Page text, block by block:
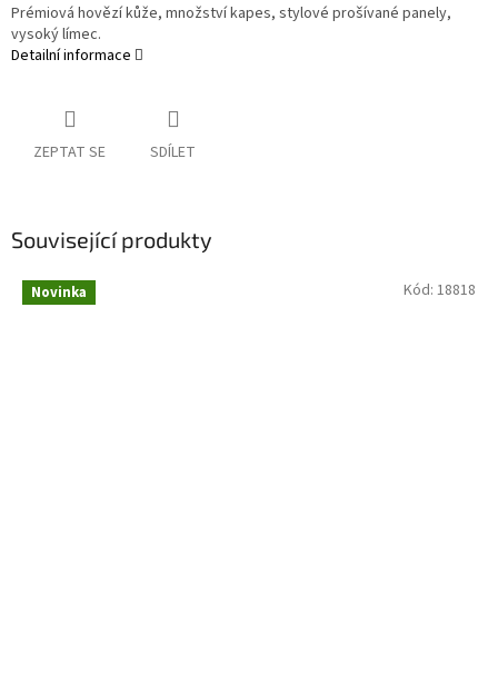
Prémiová hovězí kůže, množství kapes, stylové prošívané panely,
vysoký límec.
Detailní informace
ZEPTAT SE SDÍLET
Související produkty
Novinka Kód: 18818